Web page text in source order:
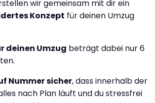
wir gemeinsam mit dir ein
Konzept für deinen Umzug
deinen Umzug beträgt dabei nur 6
Nummer sicher, dass innerhalb der
nach Plan läuft und du stressfrei